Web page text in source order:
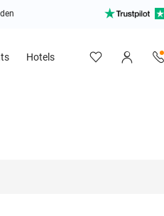
Hotels